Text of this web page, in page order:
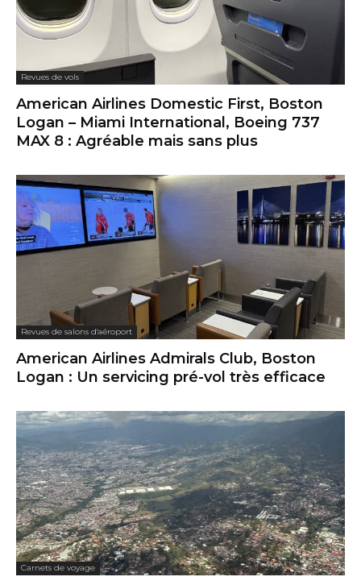
Revues de vols
American Airlines Domestic First, Boston
Logan – Miami International, Boeing 737
MAX 8 : Agréable mais sans plus
Revues de salons d'aéroport
American Airlines Admirals Club, Boston
Logan : Un servicing pré-vol très efficace
Carnets de voyage